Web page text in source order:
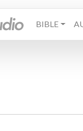
BIBLE